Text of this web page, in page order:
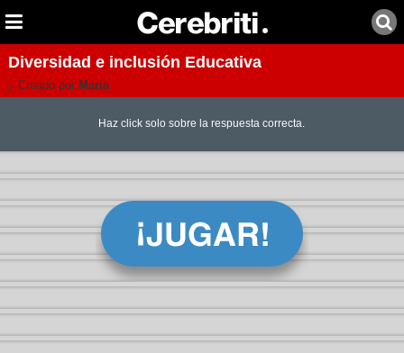
Diversidad e inclusión Educativa
Creado por: María
Haz click solo sobre la respuesta correcta.